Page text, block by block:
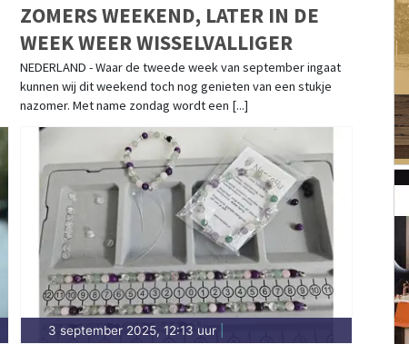
ZOMERS WEEKEND, LATER IN DE
WEEK WEER WISSELVALLIGER
NEDERLAND - Waar de tweede week van september ingaat
kunnen wij dit weekend toch nog genieten van een stukje
nazomer. Met name zondag wordt een [...]
3 september 2025, 12:13 uur|